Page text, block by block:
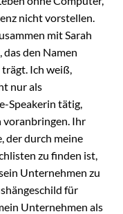
nicht vorstellen.
mit Sarah
das den Namen
Ich weiß,
nur als
Speakerin tätig,
Ihr
der durch meine
zu finden ist,
Unternehmen zu
für
Unternehmen als